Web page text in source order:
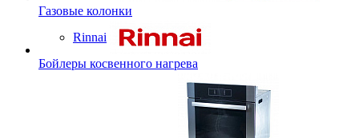
Газовые колонки
Rinnai
Бойлеры косвенного нагрева